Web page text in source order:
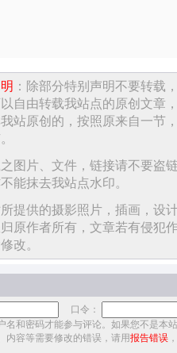
：除部分特别声明不要转载
自由转载我站点的原创文章
站原创的，按照原来自一节
之图片、文件，链接请不要盗
能抹去我站点水印。
所提供的摄影照片，插画，设
原作者所有，文章若有侵犯
改。
口令：
名和密码才能参与评论。如果您不是本
内容等需要修改的错误，请用报告错误